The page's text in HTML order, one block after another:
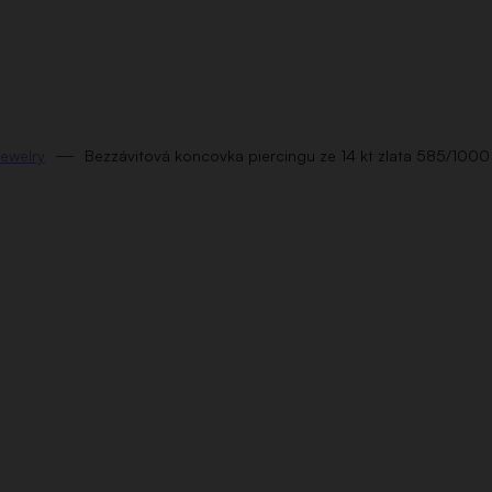
Bezzávitová koncovka piercingu ze 14 kt zlata 585/